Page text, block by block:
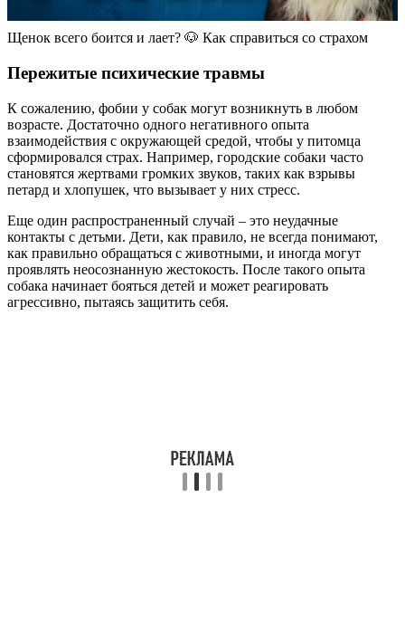
Щенок всего боится и лает? 🐶 Как справиться со страхом
Пережитые психические травмы
К сожалению, фобии у собак могут возникнуть в любом
возрасте. Достаточно одного негативного опыта
взаимодействия с окружающей средой, чтобы у питомца
сформировался страх. Например, городские собаки часто
становятся жертвами громких звуков, таких как взрывы
петард и хлопушек, что вызывает у них стресс.
Еще один распространенный случай – это неудачные
контакты с детьми. Дети, как правило, не всегда понимают,
как правильно обращаться с животными, и иногда могут
проявлять неосознанную жестокость. После такого опыта
собака начинает бояться детей и может реагировать
агрессивно, пытаясь защитить себя.